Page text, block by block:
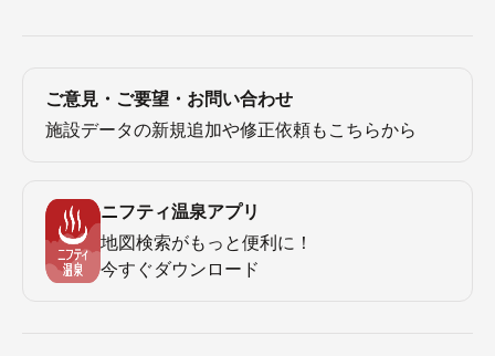
ご意見・ご要望・お問い合わせ
施設データの新規追加や修正依頼もこちらから
ニフティ温泉アプリ
地図検索がもっと便利に！
今すぐダウンロード